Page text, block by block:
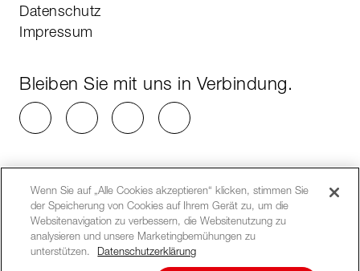
Datenschutz
Impressum
Bleiben Sie mit uns in Verbindung.
Wenn Sie auf „Alle Cookies akzeptieren“ klicken, stimmen Sie
der Speicherung von Cookies auf Ihrem Gerät zu, um die
Websitenavigation zu verbessern, die Websitenutzung zu
analysieren und unsere Marketingbemühungen zu
unterstützen.
Datenschutzerklärung